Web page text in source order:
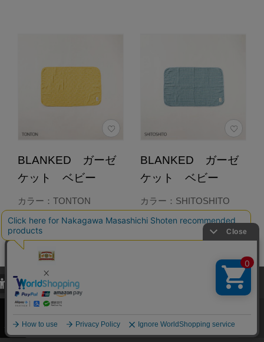
BLANKED ガーゼ
ケット ベビー
カラー：TONTON
5,500円（税込）
4.8（33）
カートに入れる
あとで買う
BLANKED ガーゼ
ケット ベビー
カラー：SHITOSHITO
5,500円 （税込）
4.8（33）
当サイトでは、当サイト内における閲覧履歴・属性情報などの取得およ
び利便性向上のためにクッキー（Cookie）を使用いたします。詳細に
関しては「プライバシーポリシー
承諾する